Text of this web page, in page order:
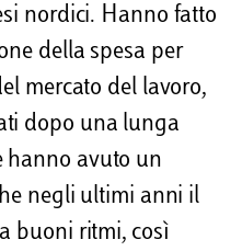
nordici. Hanno fatto
della spesa per
mercato del lavoro,
dopo una lunga
hanno avuto un
negli ultimi anni il
buoni ritmi, così